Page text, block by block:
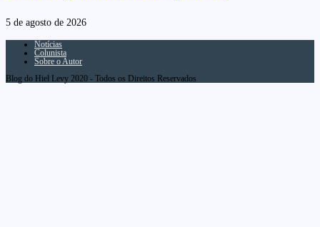
5 de agosto de 2026
Notícias
Colunista
Sobre o Autor
Blog do Hiel Levy 2020 - Todos os Direitos Reservados